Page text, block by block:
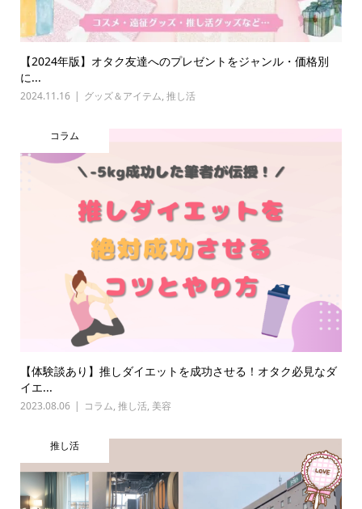
【2024年版】オタク友達へのプレゼントをジャンル・価格別
に...
2024.11.16 グッズ＆アイテム, 推し活
コラム
【体験談あり】推しダイエットを成功させる！オタク必見なダ
イエ...
2023.08.06 コラム, 推し活, 美容
推し活